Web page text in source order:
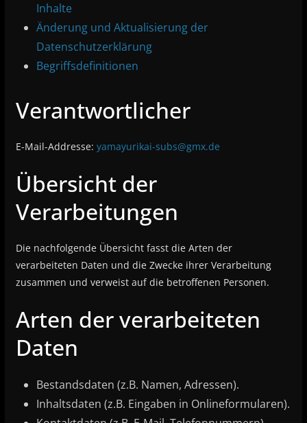
Inhalte
Änderung und Aktualisierung der
Datenschutzerklärung
Begriffsdefinitionen
Verantwortlicher
E-Mail-Addresse: yamayurikai-subs@gmx.de
Übersicht der
Verarbeitungen
Die nachfolgende Übersicht fasst die Arten der
verarbeiteten Daten und die Zwecke ihrer Verarbeitung
zusammen und verweist auf die betroffenen Personen.
Arten der verarbeiteten
Daten
Bestandsdaten (z.B. Namen, Adressen).
Inhaltsdaten (z.B. Eingaben in Onlineformularen).